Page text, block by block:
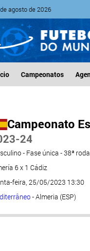
agosto de 2026
Campeonatos
Campeonato
24
- Fase única - 38ª
6 x 1 Cádiz
feira, 25/05/2023 13:30
- Almeria (ESP)